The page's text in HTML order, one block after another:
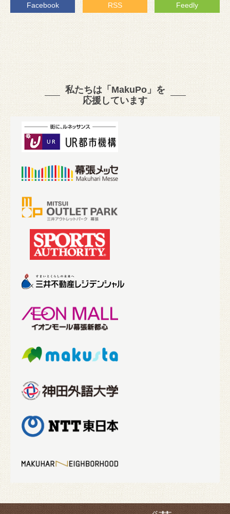
Facebook RSS Feedly
私たちは「MakuPo」を
応援しています